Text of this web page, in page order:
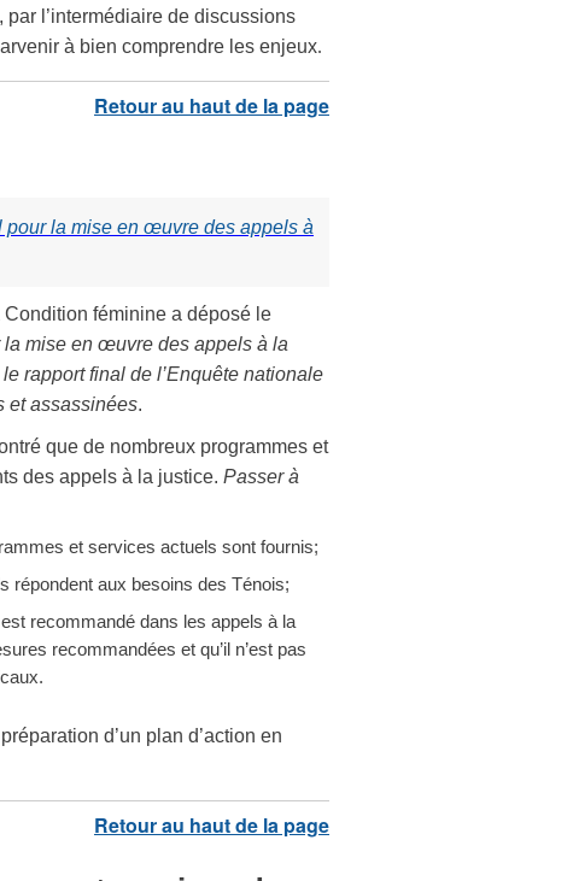
l’intermédiaire de discussions
à bien comprendre les enjeux.
pour la mise en œuvre des appels à
féminine a déposé le
la mise en œuvre des appels à la
rapport final de l’Enquête nationale
et assassinées.
que de nombreux programmes et
des appels à la justice. Passer à
et services actuels sont fournis;
répondent aux besoins des Ténois;
recommandé dans les appels à la
recommandées et qu’il n’est pas
d’un plan d’action en